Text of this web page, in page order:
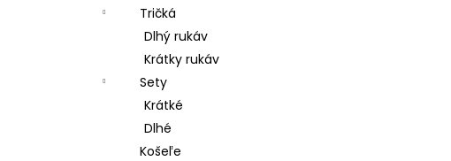
Tričká
Dlhý rukáv
Krátky rukáv
Sety
Krátké
Dlhé
Košeľe